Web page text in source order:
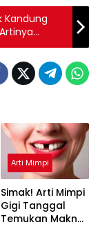
Kandung
Arti Mimpi
Simak! Arti Mimpi
Gigi Tanggal
Temukan Makna